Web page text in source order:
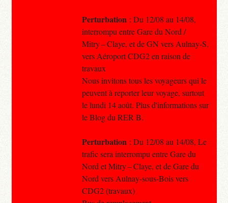
Perturbation : Du 12/08 au 14/08,
interrompu entre Gare du Nord /
Mitry – Claye, et de GN vers Aulnay-S.
vers Aéroport CDG2 en raison de
travaux
Nous invitons tous les voyageurs qui le
peuvent à reporter leur voyage, surtout
le lundi 14 août. Plus d'informations sur
le Blog du RER B.
Perturbation : Du 12/08 au 14/08, Le
trafic sera interrompu entre Gare du
Nord et Mitry – Claye, et de Gare du
Nord vers Aulnay-sous-Bois vers
CDG2 (travaux)